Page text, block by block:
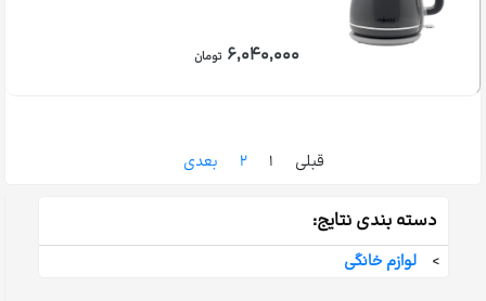
۶,۰۴۰,۰۰۰ تومان
قبلی ۱ ۲ بعدی
دسته بندی نتایج:
>
لوازم خانگی